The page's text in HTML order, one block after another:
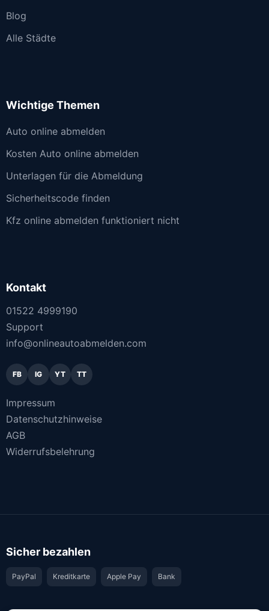
Blog
Alle Städte
Wichtige Themen
Auto online abmelden
Kosten Auto online abmelden
Unterlagen für die Abmeldung
Sicherheitscode finden
Kfz online abmelden funktioniert nicht
Kontakt
01522 4999190
Support
info@onlineautoabmelden.com
FB IG YT TT
Impressum
Datenschutzhinweise
AGB
Widerrufsbelehrung
Sicher bezahlen
PayPal Kreditkarte Apple Pay Bank